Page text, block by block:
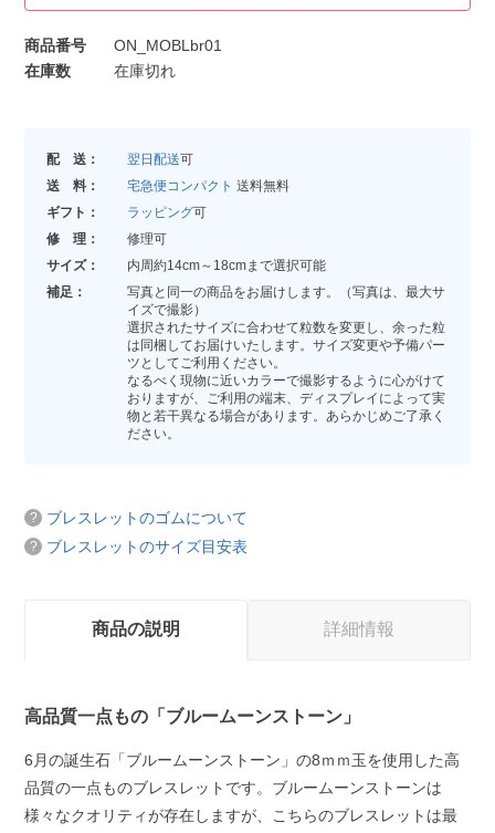
商品番号
ON_MOBLbr01
在庫数
在庫切れ
配 送： 翌日配送可
送 料：
宅急便コンパクト 送料無料
ギフト：
ラッピング可
修 理：
修理可
サイズ：
内周約14cm～18cmまで選択可能
補足：
写真と同一の商品をお届けします。（写真は、最大サ
イズで撮影）
選択されたサイズに合わせて粒数を変更し、余った粒
は同梱してお届けいたします。サイズ変更や予備パー
ツとしてご利用ください。
なるべく現物に近いカラーで撮影するように心がけて
おりますが、ご利用の端末、ディスプレイによって実
物と若干異なる場合があります。あらかじめご了承く
ださい。
ブレスレットのゴムについて
ブレスレットのサイズ目安表
商品の説明 詳細情報
高品質一点もの「ブルームーンストーン」
6月の誕生石「ブルームーンストーン」の8ｍｍ玉を使用した高
品質の一点ものブレスレットです。ブルームーンストーンは
様々なクオリティが存在しますが、こちらのブレスレットは最